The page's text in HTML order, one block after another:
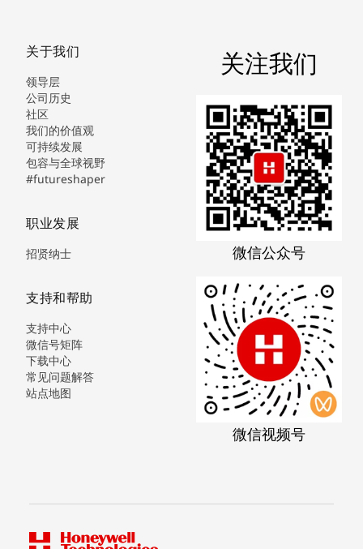
关于我们
领导层
公司历史
社区
我们的价值观
可持续发展
包容与全球视野
#futureshaper
职业发展
招贤纳士
支持和帮助
支持中心
微信号矩阵
下载中心
常见问题解答
站点地图
关注我们
微信公众号
微信视频号